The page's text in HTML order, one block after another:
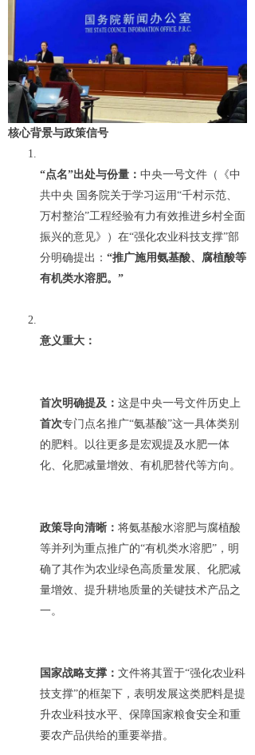
核心背景与政策信号
“点名”出处与份量： 中央一号文件（《中
共中央 国务院关于学习运用“千村示范、
万村整治”工程经验有力有效推进乡村全面
振兴的意见》）在“强化农业科技支撑”部
分明确提出： “推广施用氨基酸、腐植酸等
有机类水溶肥。”
意义重大：
首次明确提及： 这是中央一号文件历史上
首次专门点名推广“氨基酸”这一具体类别
的肥料。以往更多是宏观提及水肥一体
化、化肥减量增效、有机肥替代等方向。
政策导向清晰： 将氨基酸水溶肥与腐植酸
等并列为重点推广的“有机类水溶肥”，明
确了其作为农业绿色高质量发展、化肥减
量增效、提升耕地质量的关键技术产品之
一。
国家战略支撑： 文件将其置于“强化农业科
技支撑”的框架下，表明发展这类肥料是提
升农业科技水平、保障国家粮食安全和重
要农产品供给的重要举措。